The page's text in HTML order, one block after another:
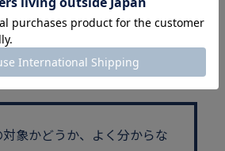
イテム
対象かどうか、よく分からな